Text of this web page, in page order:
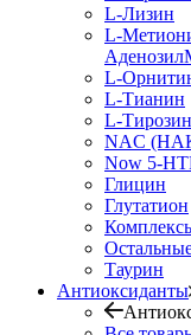
L-Лизин
L-
L-
L-Тианин
L-Тирозин
NAC
Now 5-
Глицин
Глутатион
Таурин
Антиоксиданты